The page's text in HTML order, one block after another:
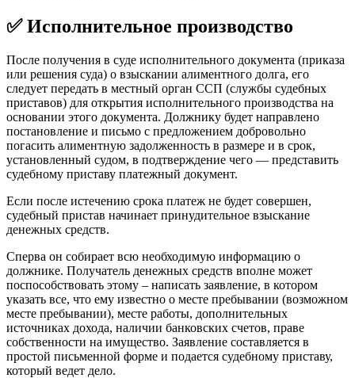
✅Исполнительное производство
После получения в суде исполнительного документа (приказа
или решения суда) о взыскании алиментного долга, его
следует передать в местный орган ССП (службы судебных
приставов) для открытия исполнительного производства на
основании этого документа. Должнику будет направлено
постановление и письмо с предложением добровольно
погасить алиментную задолженность в размере и в срок,
установленный судом, в подтверждение чего — представить
судебному приставу платежный документ.
Если после истечению срока платеж не будет совершен,
судебный пристав начинает принудительное взыскание
денежных средств.
Сперва он собирает всю необходимую информацию о
должнике. Получатель денежных средств вполне может
поспособствовать этому – написать заявление, в котором
указать все, что ему известно о месте пребывании (возможном
месте пребывании), месте работы, дополнительных
источниках дохода, наличии банковских счетов, праве
собственности на имущество. Заявление составляется в
простой письменной форме и подается судебному приставу,
который ведет дело.